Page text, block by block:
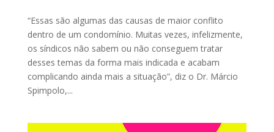
“Essas são algumas das causas de maior conflito
dentro de um condomínio. Muitas vezes, infelizmente,
os síndicos não sabem ou não conseguem tratar
desses temas da forma mais indicada e acabam
complicando ainda mais a situação”, diz o Dr. Márcio
Spimpolo,...